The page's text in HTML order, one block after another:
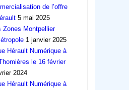
de l’offre
5 mai 2025
Zones Montpellier
1 janvier 2025
Hérault Numérique à
le 16 février
2024
Hérault Numérique à